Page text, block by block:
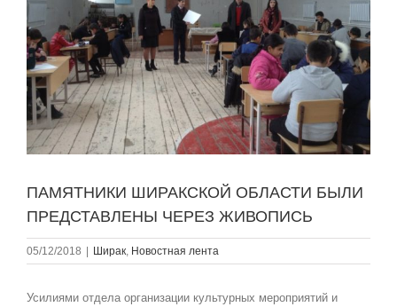
ПАМЯТНИКИ ШИРАКСКОЙ ОБЛАСТИ БЫЛИ
ПРЕДСТАВЛЕНЫ ЧЕРЕЗ ЖИВОПИСЬ
05/12/2018 Ширак, Новостная лента
Усилиями отдела организации культурных мероприятий и